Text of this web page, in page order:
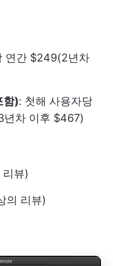
연간 $249(2년차
함): 첫해 사용자당
차 이후 $467)
뷰)
의 리뷰)